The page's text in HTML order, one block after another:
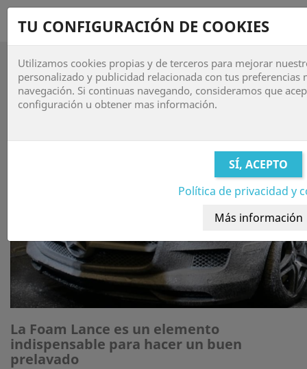
 

LANZAS ESPUMANTES
La Foam Lance es un elemento
indispensable para hacer un buen
prelavado
TU CONFIGURACIÓN DE COOKIES
Utilizamos cookies propias y de terceros para mejorar
personalizado y publicidad relacionada con tus preferencias
navegación. Si continuas navegando, consideramos que
configuración u obtener mas información.
Política de privacidad y